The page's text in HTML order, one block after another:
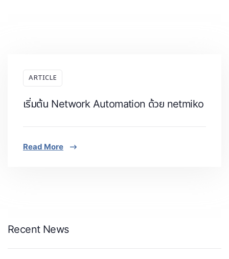
ARTICLE
เริ่มต้น Network Automation ด้วย netmiko
Read More
Recent News